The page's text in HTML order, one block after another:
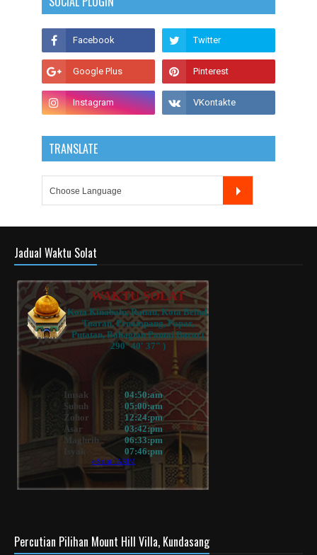
TRANSLATE
Jadual Waktu Solat
Percutian Pilihan Mount Hill Villa, Kundasang